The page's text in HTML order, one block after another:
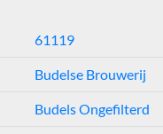
61119
Budelse Brouwerij
Budels Ongefilterd